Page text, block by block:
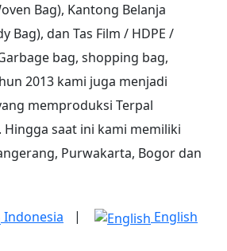
Bag), Kantong Belanja
Bag), dan Tas Film / HDPE /
bag, shopping bag,
2013 kami juga menjadi
memproduksi Terpal
saat ini kami memiliki
Purwakarta, Bogor dan
Indonesia | English